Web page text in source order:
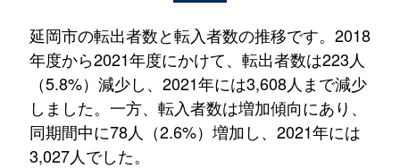
延岡市の転出者数と転入者数の推移です。2018
年度から2021年度にかけて、転出者数は223人
（5.8%）減少し、2021年には3,608人まで減少
しました。一方、転入者数は増加傾向にあり、
同期間中に78人（2.6%）増加し、2021年には
3,027人でした。